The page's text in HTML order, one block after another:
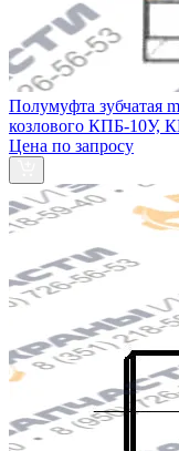
Полумуфта зубчатая
козлового КПБ-10У,
Цена по запросу